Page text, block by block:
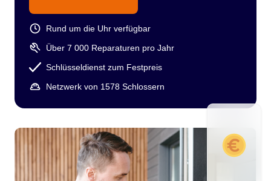
Rund um die Uhr verfügbar
Über 7 000 Reparaturen pro Jahr
Schlüsseldienst zum Festpreis
Netzwerk von 1578 Schlossern